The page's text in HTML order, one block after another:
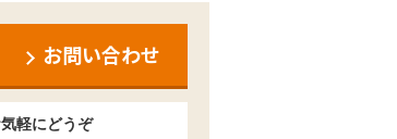
お問い合わせ
軽にどうぞ